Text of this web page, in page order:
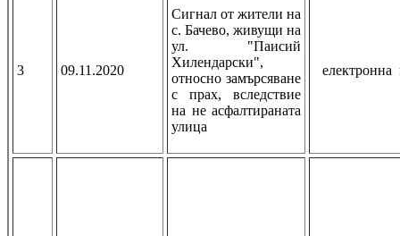
3 09.11.2020
Сигнал от жители на
с. Бачево, живущи на
ул. "Паисий
Хилендарски",
относно замърсяване
с прах, вследствие
на не асфалтираната
улица